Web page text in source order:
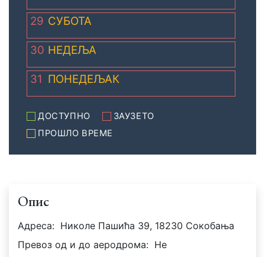
29 СУБОТА
30 НЕДЕЉА
31 ПОНЕДЕЉАК
ДОСТУПНО
ЗАУЗЕТО
ПРОШЛО ВРЕМЕ
Опис
Адреса: Николе Пашића 39, 18230 Сокобања
Превоз од и до аеродрома: Не